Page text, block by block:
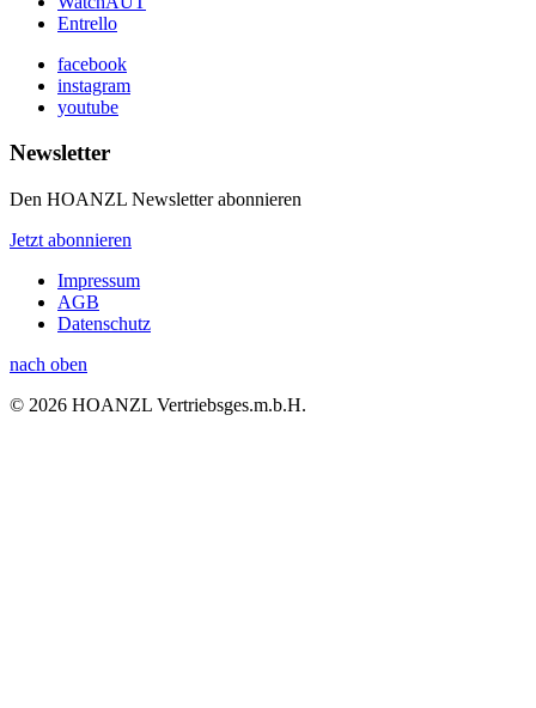
Entrello
facebook
instagram
youtube
Newsletter
Den HOANZL Newsletter abonnieren
Jetzt abonnieren
Impressum
AGB
Datenschutz
nach oben
© 2026 HOANZL Vertriebsges.m.b.H.